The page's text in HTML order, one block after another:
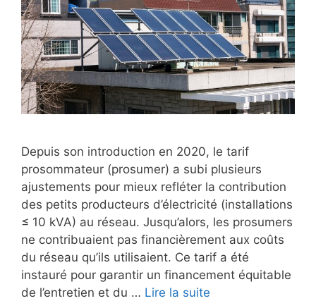
Depuis son introduction en 2020, le tarif
prosommateur (prosumer) a subi plusieurs
ajustements pour mieux refléter la contribution
des petits producteurs d’électricité (installations
≤ 10 kVA) au réseau. Jusqu’alors, les prosumers
ne contribuaient pas financièrement aux coûts
du réseau qu’ils utilisaient. Ce tarif a été
instauré pour garantir un financement équitable
de l’entretien et du … Lire la suite